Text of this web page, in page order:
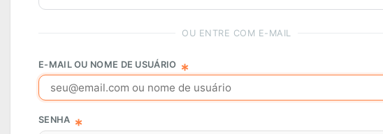
OU ENTRE COM E-MAIL
E-MAIL OU NOME DE USUÁRIO
SENHA